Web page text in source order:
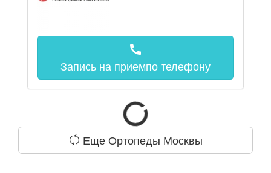
call
Запись на приемпо телефону
Еще Ортопеды Москвы